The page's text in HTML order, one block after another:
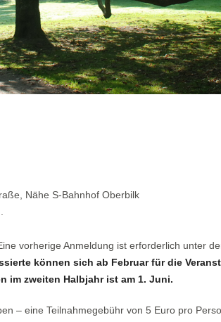
Nähe S-Bahnhof Oberbilk
vorherige Anmeldung ist erforderlich unter
können sich ab Februar für die
im zweiten Halbjahr ist am 1. Juni.
– eine Teilnahmegebühr von 5 Euro pro